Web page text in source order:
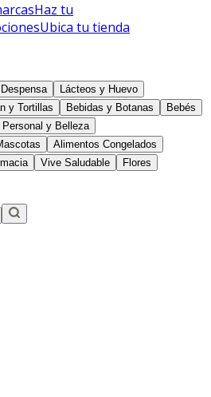
Haz tu
Ubica tu tienda
Despensa
Lácteos y Huevo
y Tortillas Bebidas y Botanas
Bebés
Personal y Belleza
Alimentos Congelados
Vive Saludable Flores